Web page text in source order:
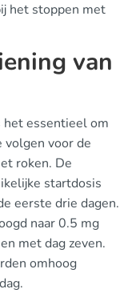
het stoppen met
van
het essentieel om
voor de
roken. De
startdosis
eerste drie dagen.
naar 0.5 mg
met dag zeven.
omhoog